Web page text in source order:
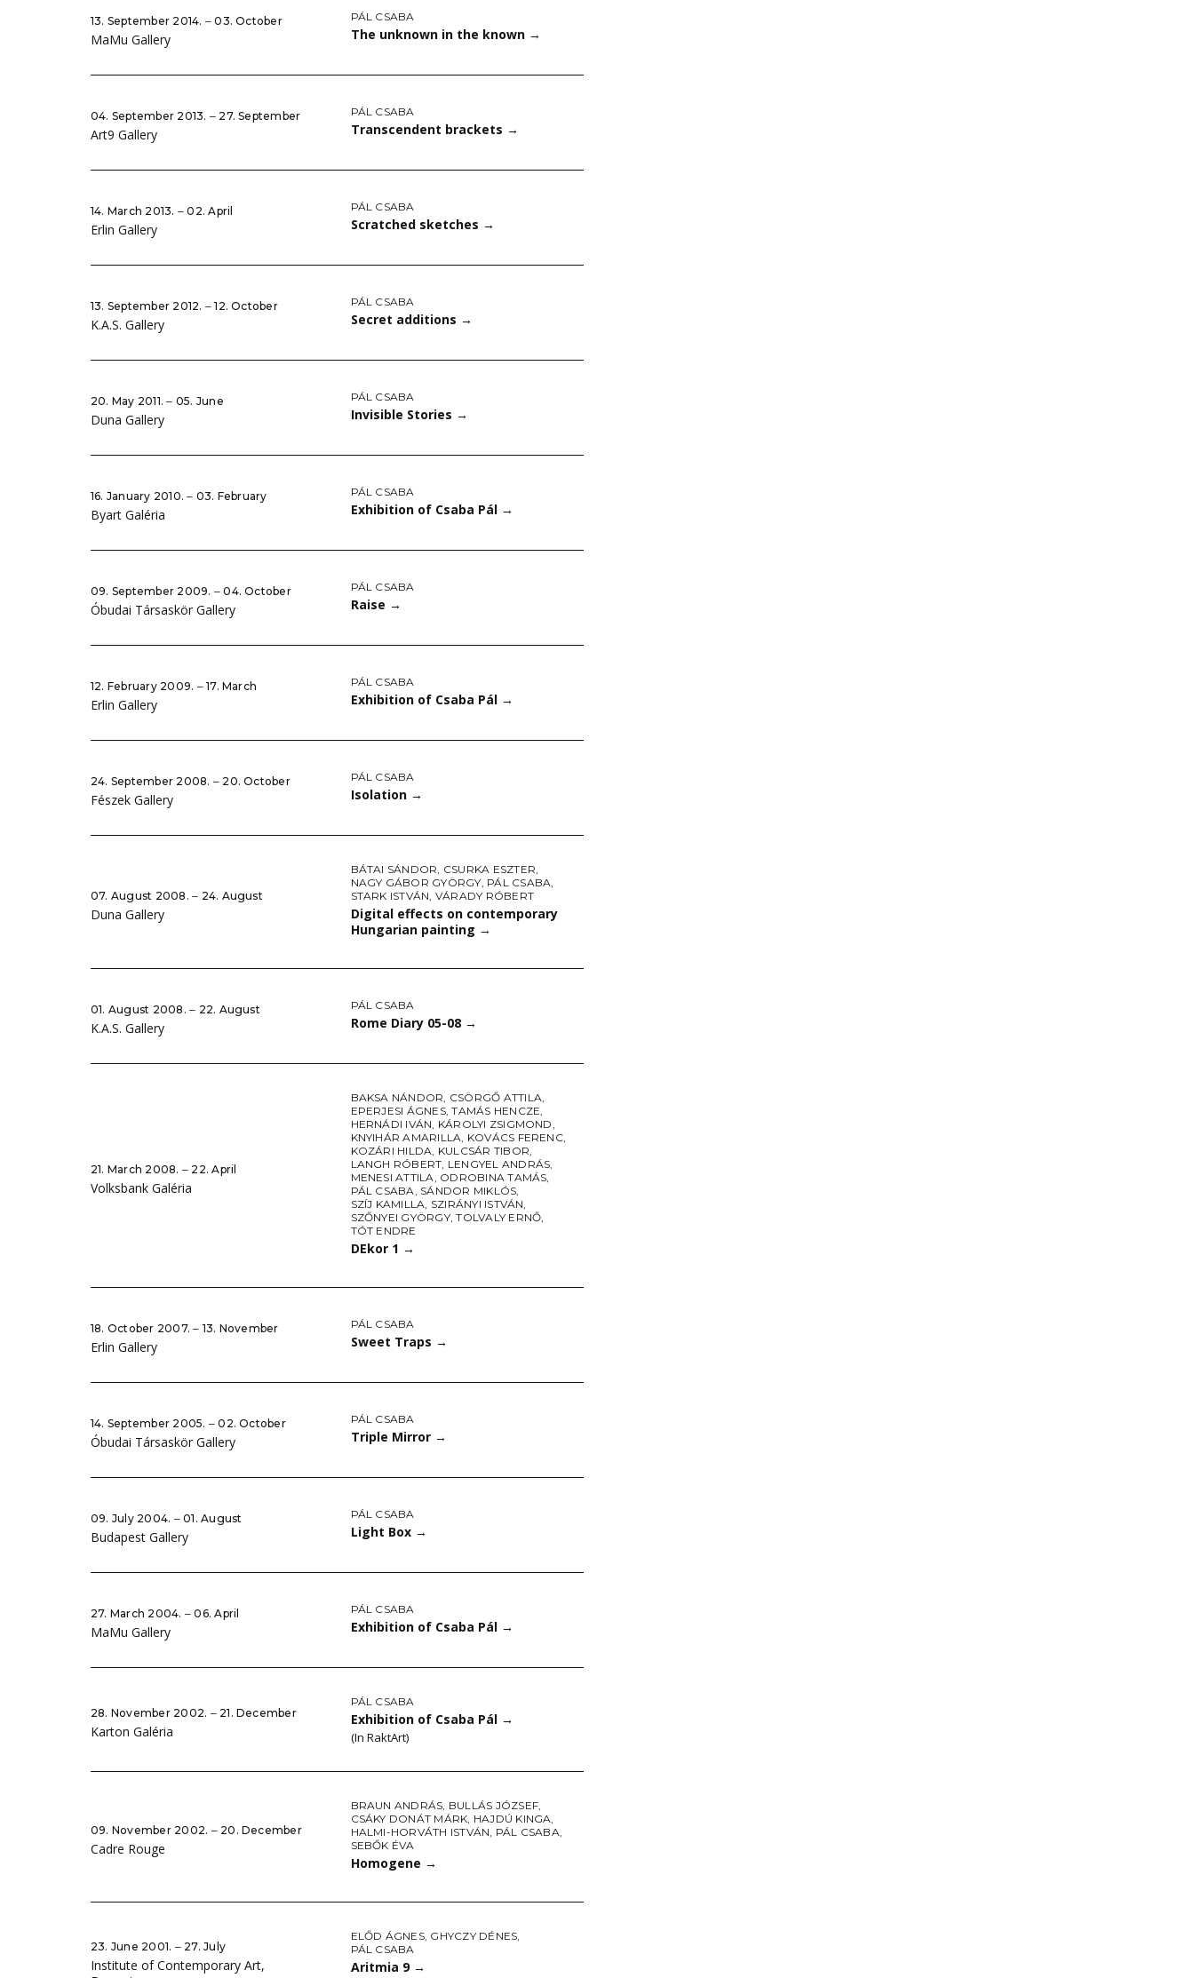
13. September 2014. ‒ 03. October
MaMu Gallery
PÁL CSABA
The unknown in the known →
04. September 2013. ‒ 27. September
Art9 Gallery
PÁL CSABA
Transcendent brackets →
14. March 2013. ‒ 02. April
Erlin Gallery
PÁL CSABA
Scratched sketches →
13. September 2012. ‒ 12. October
K.A.S. Gallery
PÁL CSABA
Secret additions →
20. May 2011. ‒ 05. June
Duna Gallery
PÁL CSABA
Invisible Stories →
16. January 2010. ‒ 03. February
Byart Galéria
PÁL CSABA
Exhibition of Csaba Pál →
09. September 2009. ‒ 04. October
Óbudai Társaskör Gallery
PÁL CSABA
Raise →
12. February 2009. ‒ 17. March
Erlin Gallery
PÁL CSABA
Exhibition of Csaba Pál →
24. September 2008. ‒ 20. October
Fészek Gallery
PÁL CSABA
Isolation →
07. August 2008. ‒ 24. August
Duna Gallery
BÁTAI SÁNDOR, CSURKA ESZTER,
NAGY GÁBOR GYÖRGY, PÁL CSABA,
STARK ISTVÁN, VÁRADY RÓBERT
Digital effects on contemporary
Hungarian painting →
01. August 2008. ‒ 22. August
K.A.S. Gallery
PÁL CSABA
Rome Diary 05-08 →
21. March 2008. ‒ 22. April
Volksbank Galéria
BAKSA NÁNDOR, CSÖRGŐ ATTILA,
EPERJESI ÁGNES,TAMÁS HENCZE,
HERNÁDI IVÁN, KÁROLYI ZSIGMOND,
KNYIHÁR AMARILLA, KOVÁCS FERENC,
KOZÁRI HILDA, KULCSÁR TIBOR,
LANGH RÓBERT, LENGYEL ANDRÁS,
MENESI ATTILA, ODROBINA TAMÁS,
PÁL CSABA, SÁNDOR MIKLÓS,
SZÍJ KAMILLA, SZIRÁNYI ISTVÁN,
SZŐNYEI GYÖRGY,TOLVALY ERNŐ,
TÓT ENDRE
DEkor 1 →
18. October 2007. ‒ 13. November
Erlin Gallery
PÁL CSABA
Sweet Traps →
14. September 2005. ‒ 02. October
Óbudai Társaskör Gallery
PÁL CSABA
Triple Mirror →
09. July 2004. ‒ 01. August
Budapest Gallery
PÁL CSABA
Light Box →
27. March 2004. ‒ 06. April
MaMu Gallery
PÁL CSABA
Exhibition of Csaba Pál →
28. November 2002. ‒ 21. December
Karton Galéria
PÁL CSABA
Exhibition of Csaba Pál →
(In RaktArt)
09. November 2002. ‒ 20. December
Cadre Rouge
BRAUN ANDRÁS, BULLÁS JÓZSEF,
CSÁKY DONÁT MÁRK, HAJDÚ KINGA,
HALMI-HORVÁTH ISTVÁN, PÁL CSABA,
SEBŐK ÉVA
Homogene →
23. June 2001. ‒ 27. July
Institute of Contemporary Art,
ELŐD ÁGNES, GHYCZY DÉNES,
PÁL CSABA
Aritmia 9 →